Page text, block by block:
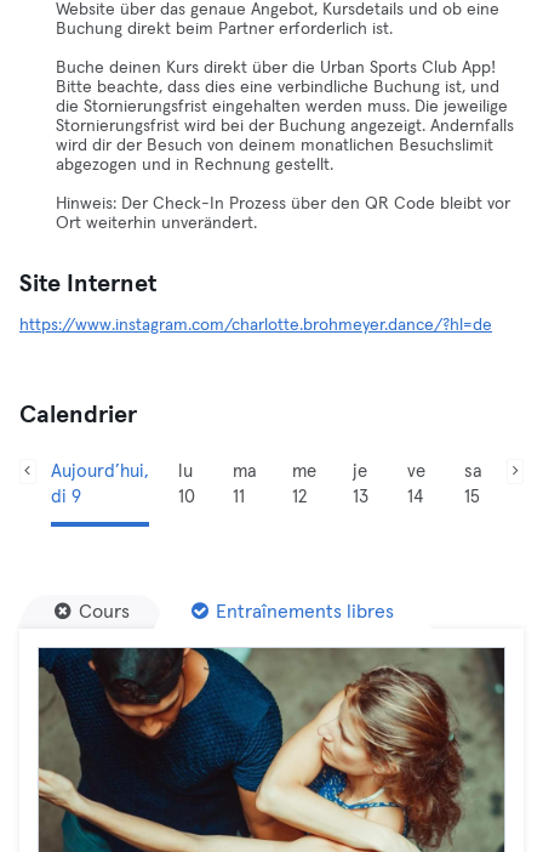
Website über das genaue Angebot, Kursdetails und ob eine
Buchung direkt beim Partner erforderlich ist.
Buche deinen Kurs direkt über die Urban Sports Club App!
Bitte beachte, dass dies eine verbindliche Buchung ist, und
die Stornierungsfrist eingehalten werden muss. Die jeweilige
Stornierungsfrist wird bei der Buchung angezeigt. Andernfalls
wird dir der Besuch von deinem monatlichen Besuchslimit
abgezogen und in Rechnung gestellt.
Hinweis: Der Check-In Prozess über den QR Code bleibt vor
Ort weiterhin unverändert.
Site Internet
https://www.instagram.com/charlotte.brohmeyer.dance/?hl=de
Calendrier
Aujourd’hui,
di 9
lu
10
ma
11
me
12
je
13
ve
14
sa
15
Cours Entraînements libres